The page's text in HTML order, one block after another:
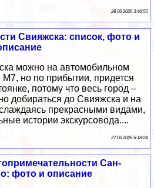
28 06 2026 3:46:55
Свияжска: список, фото и
можно на автомобильном
М7, но по прибытии, придется
потому что весь город –
добираться до Свияжска и на
прекрасными видами,
истории экскурсовода....
27 06 2026 6:18:24
Сан-
фото и описание